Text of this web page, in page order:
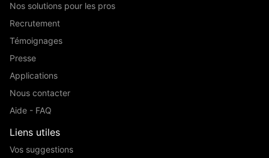
Nos solutions pour les pros
Recrutement
Témoignages
Presse
Applications
Nous contacter
Aide - FAQ
Liens utiles
Vos suggestions